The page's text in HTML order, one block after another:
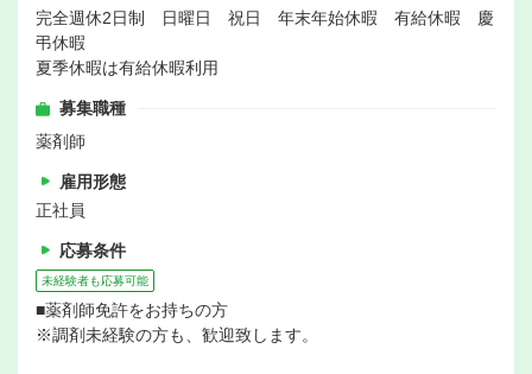
完全週休2日制 日曜日 祝日 年末年始休暇 有給休暇 慶
弔休暇
夏季休暇は有給休暇利用
募集職種
薬剤師
雇用形態
正社員
応募条件
未経験者も応募可能
■薬剤師免許をお持ちの方
※調剤未経験の方も、歓迎致します。